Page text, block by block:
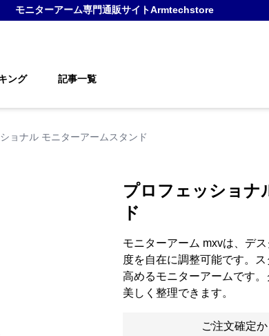
モニターアーム専門通販サイトArmtechstore
ング 記事一覧
ョナル モニターアームスタンド
プロフェッショナ
ド
モニターアーム mxvは、デ
度を自在に調整可能です。
高めるモニターアームです
美しく整理できます。
ご注文確定